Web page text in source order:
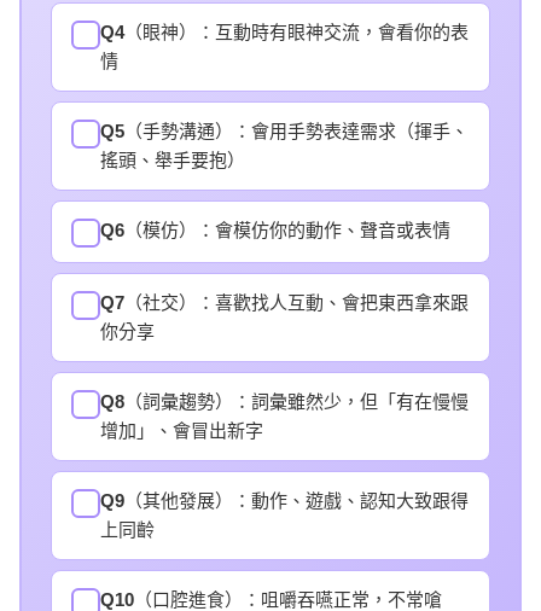
Q4（眼神）：互動時有眼神交流，會看你的表
情
Q5 （手勢溝通）：會用手勢表達需求（揮手、
搖頭、舉手要抱）
Q6 （模仿）：會模仿你的動作、聲音或表情
Q7 （社交）：喜歡找人互動、會把東西拿來跟
你分享
Q8 （詞彙趨勢）：詞彙雖然少，但「有在慢慢
增加」、會冒出新字
Q9 （其他發展）：動作、遊戲、認知大致跟得
上同齡
Q10 （口腔進食）：咀嚼吞嚥正常，不常嗆